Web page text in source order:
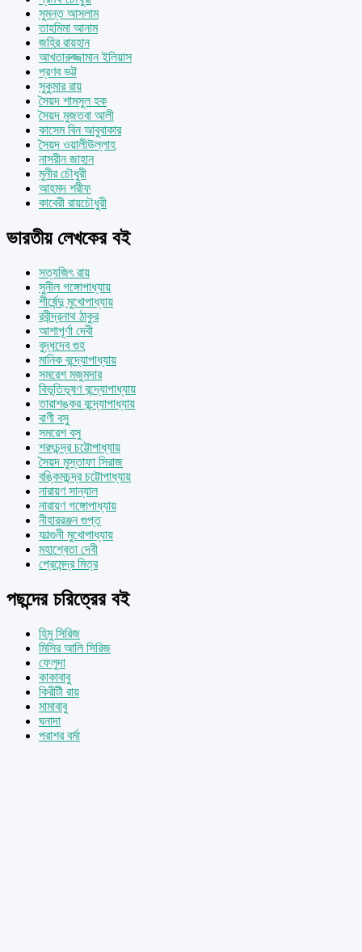
সুমন্ত আসলাম
তাহমিমা আনাম
জহির রায়হান
আখতারুজ্জামান ইলিয়াস
প্রণব ভট্ট
সুকুমার রায়
সৈয়দ শামসুল হক
সৈয়দ মুজতবা আলী
কাসেম বিন আবুবাকার
সৈয়দ ওয়ালীউল্লাহ
নাসরীন জাহান
মুনীর চৌধুরী
আহমদ শরীফ
কাবেরী রায়চৌধুরী
ভারতীয় লেখকের বই
সত্যজিৎ রায়
সুনীল গঙ্গোপাধ্যায়
শীর্ষেন্দু মুখোপাধ্যায়
রবীন্দ্রনাথ ঠাকুর
আশাপূর্ণা দেবী
বুদ্ধদেব গুহ
মানিক বন্দ্যোপাধ্যায়
সমরেশ মজুমদার
বিভূতিভূষণ বন্দ্যোপাধ্যায়
তারাশঙ্কর বন্দ্যোপাধ্যায়
বাণী বসু
সমরেশ বসু
শরৎচন্দ্র চট্টোপাধ্যায়
সৈয়দ মুস্তাফা সিরাজ
বঙ্কিমচন্দ্র চট্টোপাধ্যায়
নারায়ণ সান্যাল
নারায়ণ গঙ্গোপাধ্যায়
নীহাররঞ্জন গুপ্ত
ফাল্গুনী মুখোপাধ্যায়
মহাশ্বেতা দেবী
প্রেমেন্দ্র মিত্র
পছন্দের চরিত্রের বই
হিমু সিরিজ
মিসির আলি সিরিজ
ফেলুদা
কাকাবাবু
কিরীটী রায়
মামাবাবু
ঘনাদা
পরাশর বর্মা